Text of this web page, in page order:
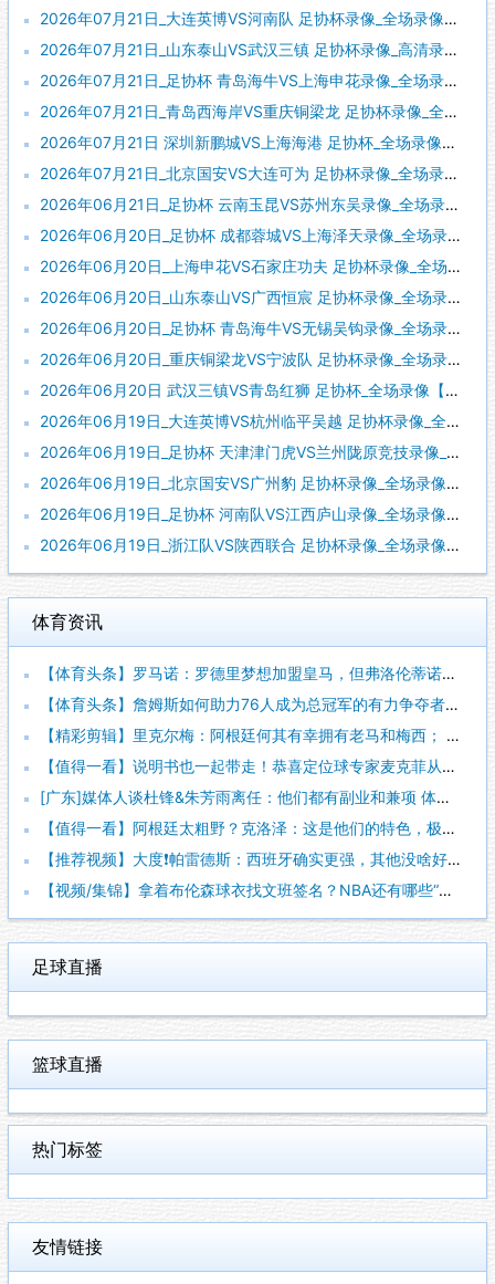
2026年07月21日_大连英博VS河南队 足协杯录像_全场录像【全场回放】
2026年07月21日_山东泰山VS武汉三镇 足协杯录像_高清录像【全场回放】
2026年07月21日_足协杯 青岛海牛VS上海申花录像_全场录像【全场回放】
2026年07月21日_青岛西海岸VS重庆铜梁龙 足协杯录像_全场录像【全场回放】
2026年07月21日 深圳新鹏城VS上海海港 足协杯_全场录像【全场回放】
2026年07月21日_北京国安VS大连可为 足协杯录像_全场录像【全场回放】
2026年06月21日_足协杯 云南玉昆VS苏州东吴录像_全场录像【高清回放】
2026年06月20日_足协杯 成都蓉城VS上海泽天录像_全场录像【高清回放】
2026年06月20日_上海申花VS石家庄功夫 足协杯录像_全场录像【高清回放】
2026年06月20日_山东泰山VS广西恒宸 足协杯录像_全场录像【高清回放】
2026年06月20日_足协杯 青岛海牛VS无锡吴钩录像_全场录像【全场回放】
2026年06月20日_重庆铜梁龙VS宁波队 足协杯录像_全场录像【高清回放】
2026年06月20日 武汉三镇VS青岛红狮 足协杯_全场录像【全场回放】
2026年06月19日_大连英博VS杭州临平吴越 足协杯录像_全场录像【全场回放】
2026年06月19日_足协杯 天津津门虎VS兰州陇原竞技录像_全场录像【视频集锦】
2026年06月19日_北京国安VS广州豹 足协杯录像_全场录像【高清回放】
2026年06月19日_足协杯 河南队VS江西庐山录像_全场录像【高清回放】
2026年06月19日_浙江队VS陕西联合 足协杯录像_全场录像【全场回放】
体育资讯
【体育头条】罗马诺：罗德里梦想加盟皇马，但弗洛伦蒂诺尚未批准
【体育头条】詹姆斯如何助力76人成为总冠军的有力争夺者？组织
【精彩剪辑】里克尔梅：阿根廷何其有幸拥有老马和梅西； 体力充
【值得一看】说明书也一起带走！恭喜定位球专家麦克菲从维拉转投
[广东]媒体人谈杜锋&朱芳雨离任：他们都有副业和兼项 体育唯
【值得一看】阿根廷太粗野？克洛泽：这是他们的特色，极其强调对
【推荐视频】大度❗️帕雷德斯：西班牙确实更强，其他没啥好辟谣
【视频/集锦】拿着布伦森球衣找文班签名？NBA还有哪些“贴脸
足球直播
篮球直播
热门标签
友情链接